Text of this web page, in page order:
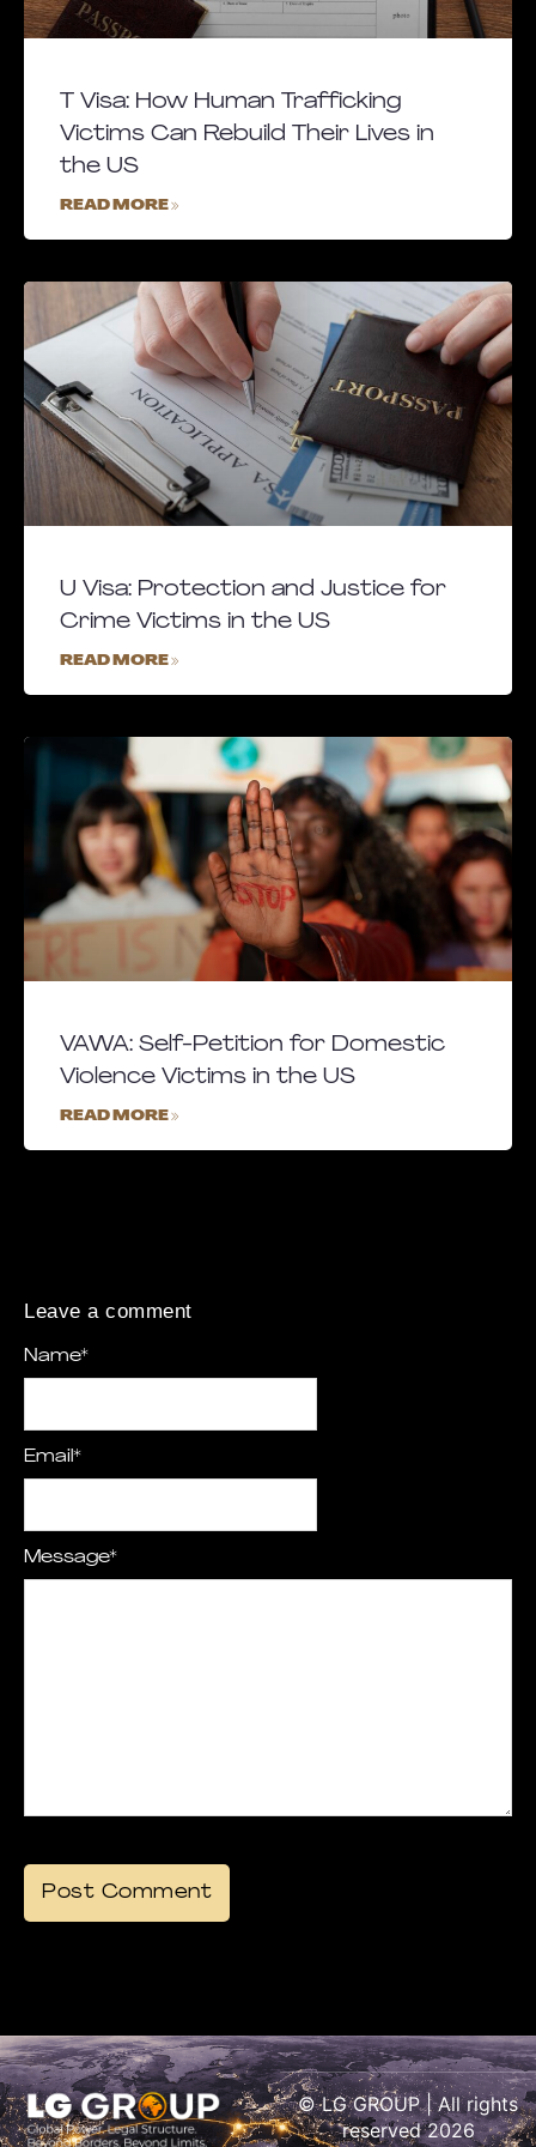
T Visa: How Human Trafficking
Victims Can Rebuild Their Lives in
the US
READ MORE »
U Visa: Protection and Justice for
Crime Victims in the US
READ MORE »
VAWA: Self-Petition for Domestic
Violence Victims in the US
READ MORE »
Leave a comment
Message*
Name*
Email*
© LG GROUP | All rights
reserved 2026